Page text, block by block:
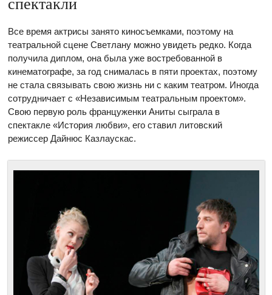
Все время актрисы занято киносъемками, поэтому на
театральной сцене Светлану можно увидеть редко. Когда
получила диплом, она была уже востребованной в
кинематографе, за год снималась в пяти проектах, поэтому
не стала связывать свою жизнь ни с каким театром. Иногда
сотрудничает с «Независимым театральным проектом».
Свою первую роль француженки Аниты сыграла в
спектакле «История любви», его ставил литовский
режиссер Дайнюс Казлаускас.